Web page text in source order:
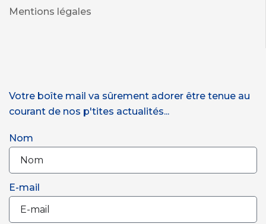
Mentions légales
Votre boîte mail va sûrement adorer être tenue au
courant de nos p'tites actualités...
Nom
E-mail